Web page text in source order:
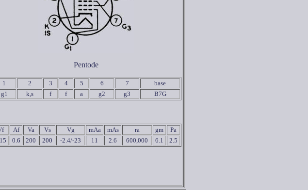
Pentode
1 2 3 4 5 6 7
base
g1
k,s f f a g2 g3 B7G
Af Va Vs Vg mAa mAs ra gm
Pa
0.6 200 200 -2.4/-23 11 2.6 600,000 6.1 2.5